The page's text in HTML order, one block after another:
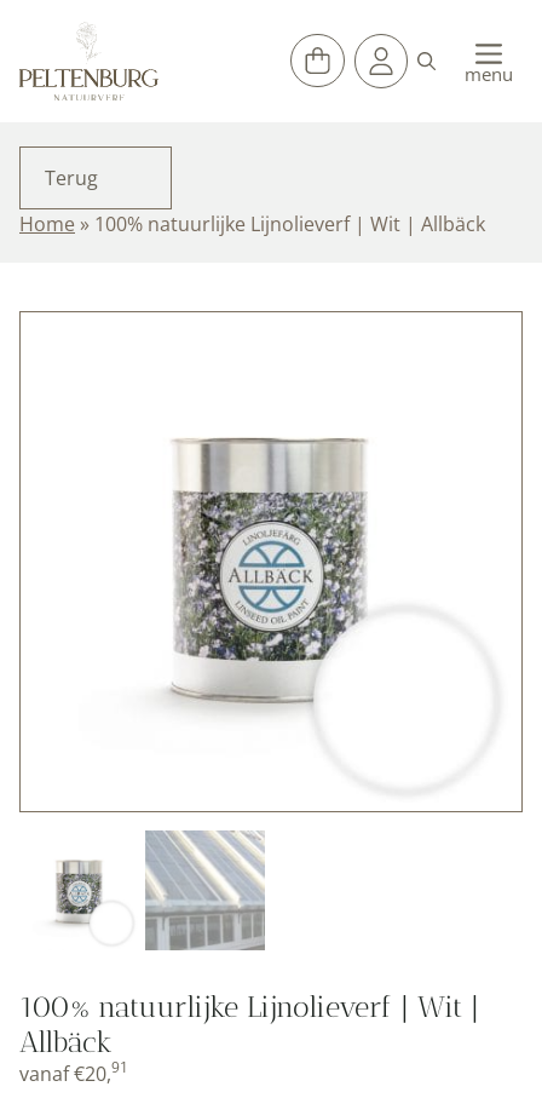
de
inhoud
menu
Terug
Home » 100% natuurlijke Lijnolieverf | Wit | Allbäck
100% natuurlijke Lijnolieverf | Wit |
Allbäck
vanaf€20,91